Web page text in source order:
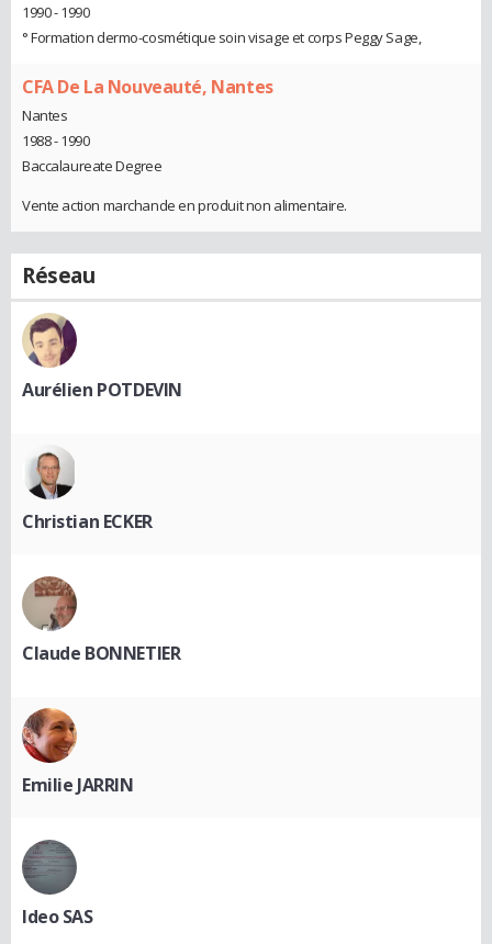
1990 - 1990
° Formation dermo-cosmétique soin visage et corps Peggy Sage,
CFA De La Nouveauté, Nantes
Nantes
1988 - 1990
Baccalaureate Degree
Vente action marchande en produit non alimentaire.
Réseau
Aurélien POTDEVIN
Christian ECKER
Claude BONNETIER
Emilie JARRIN
Ideo SAS